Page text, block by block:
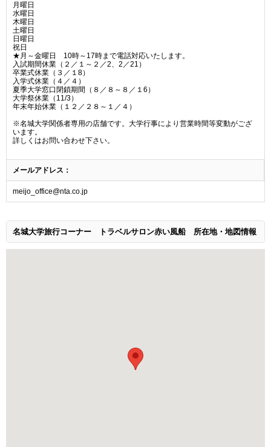
月曜日
水曜日
木曜日
土曜日
日曜日
祝日
★月～金曜日 10時～17時まで電話対応いたします。
入試期間休業（２／１～２／2、2／21）
卒業式休業（３／１8）
入学式休業（４／４）
夏季大学窓口閉鎖期間（８／８～８／１6）
大学祭休業（11/3）
年末年始休業（１２／２８～１／４）
※名城大学関係者専用の店舗です。大学行事により営業時間等変動がござ
います。
詳しくはお問い合わせ下さい。
メールアドレス：
meijo_office@nta.co.jp
名城大学旅行コーナー トラベルサロン赤い風船所在地・地図情報